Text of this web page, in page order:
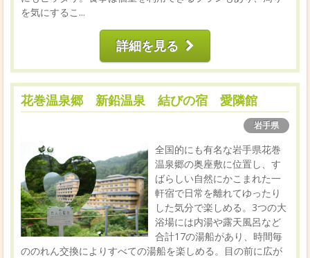
を気にするこ...
詳細を見る
花巻温泉郷 新鉛温泉 結びの宿 愛隣館
岩手県
全国的にも有名な岩手県花巻
温泉郷の奥座敷に位置し、す
ばらしい自然にかこまれた一
軒宿で日常を離れてゆったり
した気分で楽しめる。3つの大
浴場には内湯や露天風呂など
合計17の湯船があり、時間毎
ののれん交換によりすべての湯船を楽しめる。目の前に広が